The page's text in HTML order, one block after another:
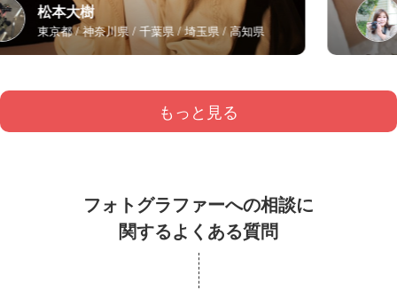
松本大樹
東京都 神奈川県 千葉県 埼玉県
もっと見る
フォトグラファーへの相談に
関するよくある質問